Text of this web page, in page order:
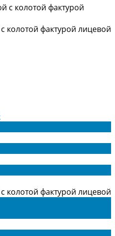
колотой фактурой лицевой
колотой фактурой лицевой